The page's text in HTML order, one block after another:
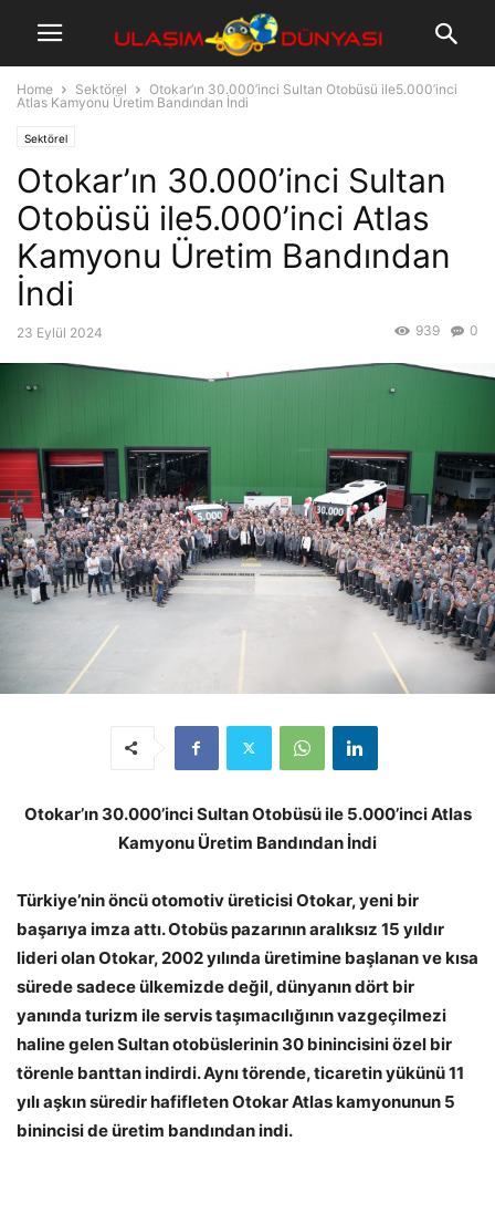
Home Sektörel
Otokar’ın 30.000’inci Sultan Otobüsü ile5.000’inci
Atlas Kamyonu Üretim Bandından İndi
Sektörel
Otokar’ın 30.000’inci Sultan
Otobüsü ile5.000’inci Atlas
Kamyonu Üretim Bandından
İndi
23 Eylül 2024 0
939
Otokar’ın 30.000’inci Sultan Otobüsü ile 5.000’inci Atlas
Kamyonu Üretim Bandından İndi
Türkiye’nin öncü otomotiv üreticisi Otokar, yeni bir
başarıya imza attı. Otobüs pazarının aralıksız 15 yıldır
lideri olan Otokar, 2002 yılında üretimine başlanan ve kısa
sürede sadece ülkemizde değil, dünyanın dört bir
yanında turizm ile servis taşımacılığının vazgeçilmezi
haline gelen Sultan otobüslerinin 30 binincisini özel bir
törenle banttan indirdi. Aynı törende, ticaretin yükünü 11
yılı aşkın süredir hafifleten Otokar Atlas kamyonunun 5
binincisi de üretim bandından indi.